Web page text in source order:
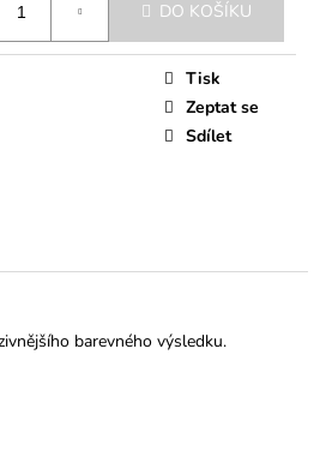
DO KOŠÍKU
Tisk
Zeptat se
Sdílet
barevného výsledku.